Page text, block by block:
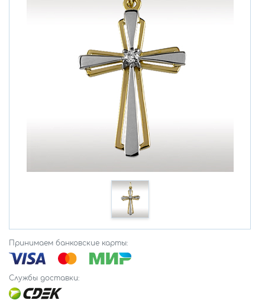
Принимаем банковские карты:
Службы доставки: